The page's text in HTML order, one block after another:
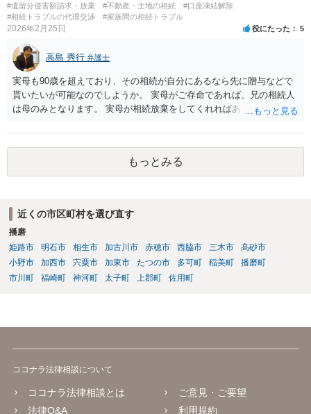
#遺留分侵害額請求・放棄 #不動産・土地の相続
#口座凍結解除
#相続トラブルの代理交渉
#家族間の相続トラブル
2026年2月25日 役にたった 5
高島 秀行 弁護士
実母も90歳を超えており、その相続が自分にあるなら先に贈与などで
貰いたいが可能なのでしようか。 実母がご存命であれば、兄の相続人
は母のみとなります。 実母が相続放棄をしてくれればあなた方兄弟及
ないと思います。
もっとみる
近くの市区町村を選び直す
播磨
姫路市
明石市 相生市 加古川市 赤穂市 西脇市 三木市
高砂市
小野市
加西市 宍粟市 加東市 たつの市 多可町 稲美町
播磨町
市川町
福崎町 神河町 太子町 上郡町 佐用町
ココナラ法律相談について
ココナラ法律相談とは
法律Q&A
ご意見・ご要望
利用規約